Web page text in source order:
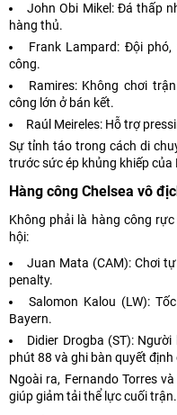
John Obi Mikel: Đá thấp
hàng thủ.
Frank Lampard: Đội
công.
Ramires: Không chơi
công lớn ở bán kết.
Raúl Meireles: Hỗ trợ
Sự tỉnh táo trong cách di
trước sức ép khủng khiếp của
Hàng công Chelsea vô
Không phải là hàng công
hội:
Juan Mata (CAM): Chơi
penalty.
Salomon Kalou (LW):
Bayern.
Didier Drogba (ST):
phút 88 và ghi bàn quyết
Ngoài ra, Fernando Torres
giúp giảm tải thể lực cuối trận.